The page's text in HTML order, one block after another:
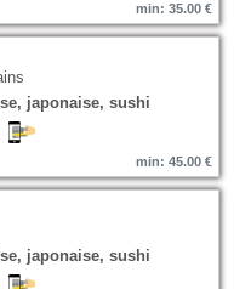
min: 35.00 €
japonaise, sushi
min: 45.00 €
japonaise, sushi